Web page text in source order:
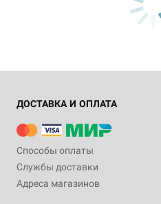
ДОСТАВКА И ОПЛАТА
Способы оплаты
Службы доставки
Адреса магазинов